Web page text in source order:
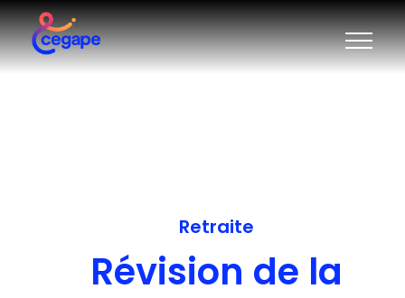
Retraite
Révision de la